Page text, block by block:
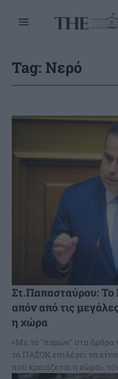
Tag: Νερό
Στ.Παπασταύρου: Το
απόν από τις
η χώρα
«Με το "παρών" στα άρθρα
το ΠΑΣΟΚ επιλέγει να
που χρειάζεται η χώρα»,